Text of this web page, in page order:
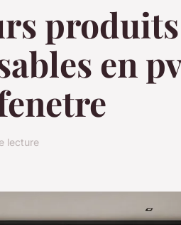
produits
en
lecture